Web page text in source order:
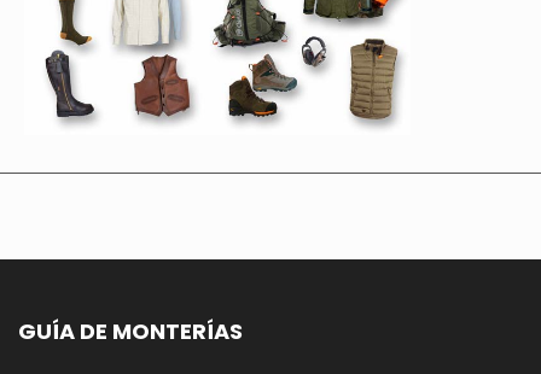
GUÍA DE MONTERÍAS